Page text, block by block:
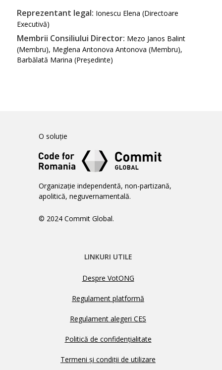
Reprezentant legal: Ionescu Elena (Directoare
Executivă)
Membrii Consiliului Director: Mezo Janos Balint
(Membru), Meglena Antonova Antonova (Membru),
Barbălată Marina (Președinte)
O soluție
Organizație independentă, non-partizană,
apolitică, neguvernamentală.
© 2024 Commit Global.
LINKURI UTILE
Despre VotONG
Regulament platformă
Regulament alegeri CES
Politică de confidențialitate
Termeni și condiții de utilizare